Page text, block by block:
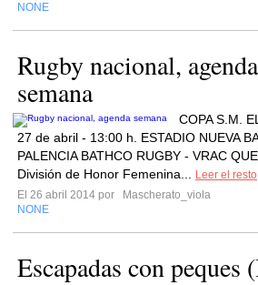
NONE
Rugby nacional,
semana
COPA S.M.
27 de abril - 13:00 h. ESTADIO NUEVA
PALENCIA BATHCO RUGBY - VRAC
División de Honor Femenina...
Leer el resto
El 26 abril 2014 por
Mascherato_viola
NONE
Escapadas con